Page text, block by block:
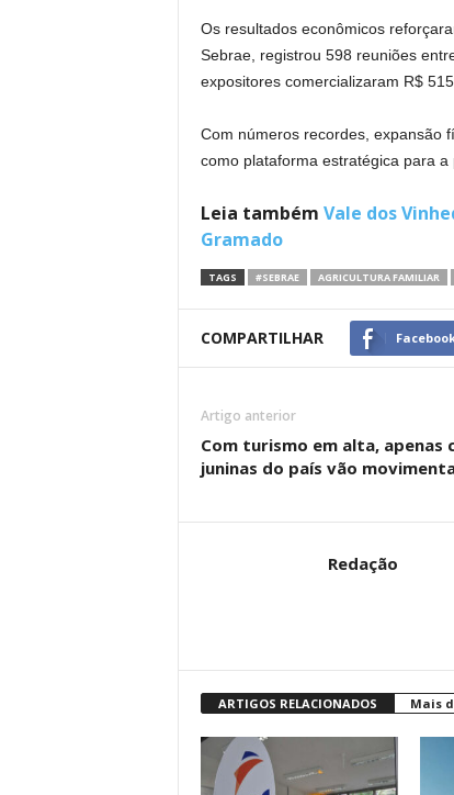
Os resultados econômicos
Sebrae, registrou 598 reuniões
expositores comercializaram R$
Com números recordes, expansão
como plataforma estratégica para
Leia também Vale dos
Gramado
TAGS #SEBRAE AGRICULTURA FAMILIAR
COMPARTILHAR
Artigo anterior
Com turismo em alta, apenas
juninas do país vão
Redação
ARTIGOS RELACIONADOS Mais